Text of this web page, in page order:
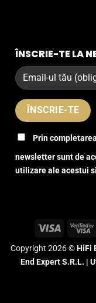
ÎNSCRIE-TE LA
Prin
newsletter sunt de
utilizare ale acestui
Visa
Copyright 2026 ©HiFi
End Expert S.R.L. |